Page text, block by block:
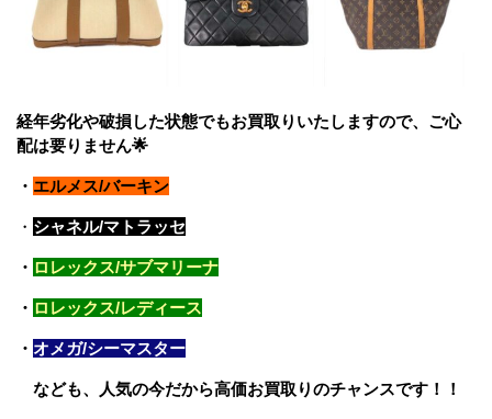
経年劣化や破損した状態でもお買取りいたしますので、ご心
配は要りません🌟
・ エルメス/バーキン
・ シャネル/マトラッセ
・ ロレックス/サブマリーナ
・ ロレックス/レディース
・ オメガ/シーマスター
なども、人気の今だから高価お買取りのチャンスです！！